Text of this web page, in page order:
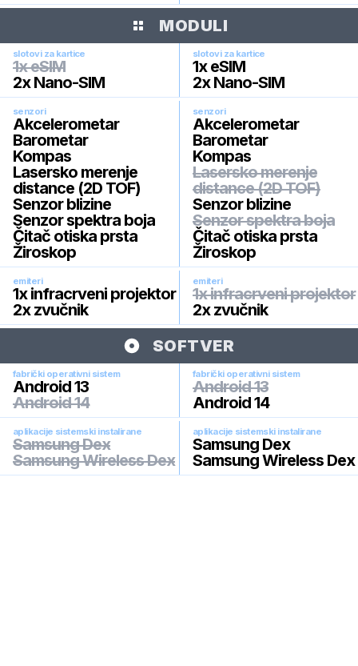
MODULI
slotovi za kartice
1x eSIM
2x Nano-SIM
slotovi za kartice
1x eSIM
2x Nano-SIM
senzori
Akcelerometar
Barometar
Kompas
Lasersko merenje
distance (2D TOF)
Senzor blizine
Senzor spektra boja
Čitač otiska prsta
Žiroskop
senzori
Akcelerometar
Barometar
Kompas
Lasersko merenje
distance (2D TOF)
Senzor blizine
Senzor spektra boja
Čitač otiska prsta
Žiroskop
emiteri
1x infracrveni projektor
2x zvučnik
emiteri
1x infracrveni projektor
2x zvučnik
SOFTVER
fabrički operativni sistem
Android 13
Android 14
fabrički operativni sistem
Android 13
Android 14
aplikacije sistemski instalirane
Samsung Dex
Samsung Wireless Dex
aplikacije sistemski instalirane
Samsung Dex
Samsung Wireless Dex